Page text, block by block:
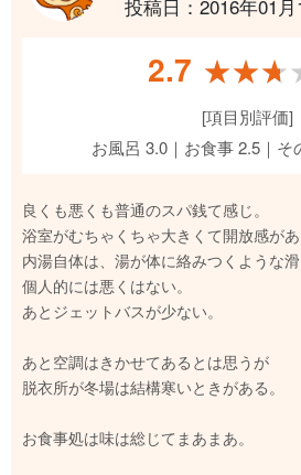
投稿日：2016年01月
2.7
[項目別評価]
お風呂 3.0｜お食事 2.5｜そ
良くも悪くも普通のスパ銭て感じ。
浴室がむちゃくちゃ大きくて開放感があ
内湯自体は、湯が体に絡みつくような
個人的には悪くはない。
あとジェットバスが少ない。
あと空調はきかせてあるとは思うが
脱衣所が冬場は結構寒いときがある。
お食事処は味は総じてまあまあ。